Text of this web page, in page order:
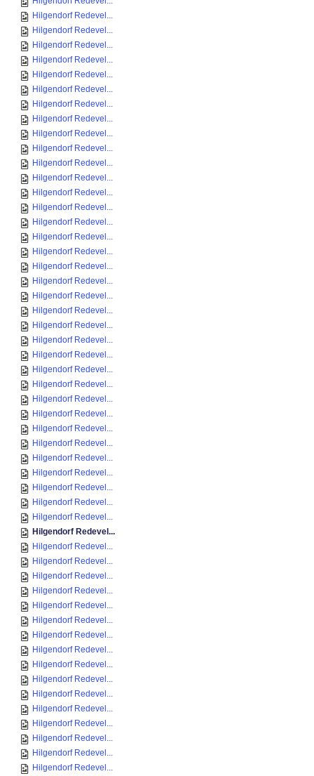
Hilgendorf Redevel...
Hilgendorf Redevel...
Hilgendorf Redevel...
Hilgendorf Redevel...
Hilgendorf Redevel...
Hilgendorf Redevel...
Hilgendorf Redevel...
Hilgendorf Redevel...
Hilgendorf Redevel...
Hilgendorf Redevel...
Hilgendorf Redevel...
Hilgendorf Redevel...
Hilgendorf Redevel...
Hilgendorf Redevel...
Hilgendorf Redevel...
Hilgendorf Redevel...
Hilgendorf Redevel...
Hilgendorf Redevel...
Hilgendorf Redevel...
Hilgendorf Redevel...
Hilgendorf Redevel...
Hilgendorf Redevel...
Hilgendorf Redevel...
Hilgendorf Redevel...
Hilgendorf Redevel...
Hilgendorf Redevel...
Hilgendorf Redevel...
Hilgendorf Redevel...
Hilgendorf Redevel...
Hilgendorf Redevel...
Hilgendorf Redevel...
Hilgendorf Redevel...
Hilgendorf Redevel...
Hilgendorf Redevel...
Hilgendorf Redevel...
Hilgendorf Redevel...
Hilgendorf Redevel...
Hilgendorf Redevel...
Hilgendorf Redevel...
Hilgendorf Redevel...
Hilgendorf Redevel...
Hilgendorf Redevel...
Hilgendorf Redevel...
Hilgendorf Redevel...
Hilgendorf Redevel...
Hilgendorf Redevel...
Hilgendorf Redevel...
Hilgendorf Redevel...
Hilgendorf Redevel...
Hilgendorf Redevel...
Hilgendorf Redevel...
Hilgendorf Redevel...